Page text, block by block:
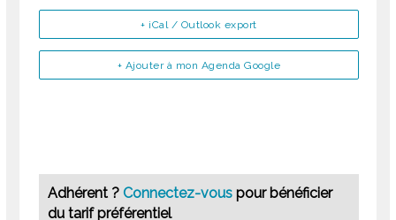
+ Ajouter à mon Agenda Google
+ iCal / Outlook export
Adhérent ?Connectez-vouspour bénéficier
du tarif préférentiel